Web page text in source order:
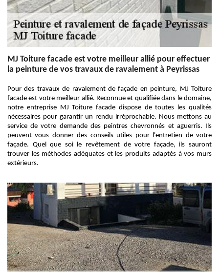
MJ Toiture facade est votre meilleur allié pour effectuer
la peinture de vos travaux de ravalement à Peyrissas
Pour des travaux de ravalement de façade en peinture, MJ Toiture
facade est votre meilleur allié. Reconnue et qualifiée dans le domaine,
notre entreprise MJ Toiture facade dispose de toutes les qualités
nécessaires pour garantir un rendu irréprochable. Nous mettons au
service de votre demande des peintres chevronnés et aguerris. Ils
peuvent vous donner des conseils utiles pour l'entretien de votre
façade. Quel que soi le revêtement de votre façade, ils sauront
trouver les méthodes adéquates et les produits adaptés à vos murs
extérieurs.